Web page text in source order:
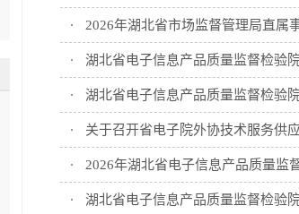
2026年湖北省市场监督管理局直属
湖北省电子信息产品质量监督检验
湖北省电子信息产品质量监督检验
关于召开省电子院外协技术服务供
2026年湖北省电子信息产品质量监
湖北省电子信息产品质量监督检验